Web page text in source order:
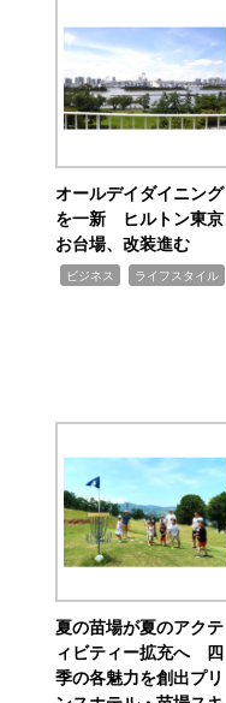
オールデイダイニング
を一新 ヒルトン東京
お台場、改装進む
ビジネス ライフスタイル
夏の苗場が夏のアクテ
ィビティー拡充へ 四
季の各魅力を創出プリ